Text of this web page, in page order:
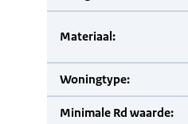
Materiaal:
Woningtype:
Minimale Rd waarde: